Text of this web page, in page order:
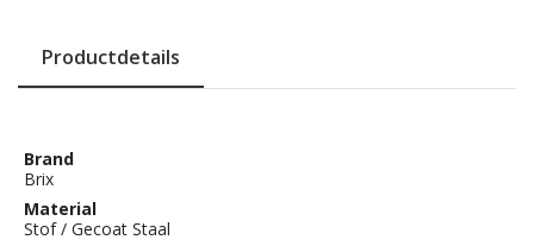
Productdetails
Brand
Brix
Material
Stof / Gecoat Staal